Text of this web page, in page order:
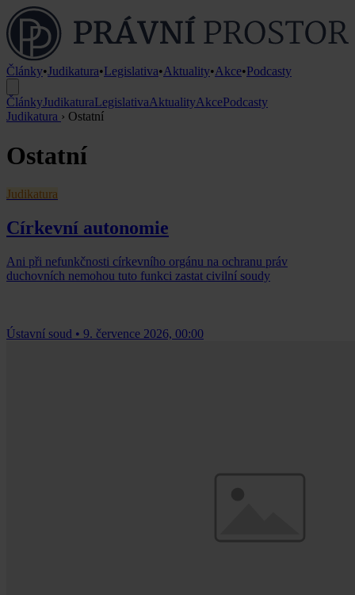
Články•Judikatura•Legislativa•Aktuality•Akce•Podcasty
ČlánkyJudikaturaLegislativaAktualityAkcePodcasty
Judikatura › Ostatní
Ostatní
Judikatura
Církevní autonomie
Ani při nefunkčnosti církevního orgánu na ochranu práv
duchovních nemohou tuto funkci zastat civilní soudy
Ústavní soud • 9. července 2026, 00:00